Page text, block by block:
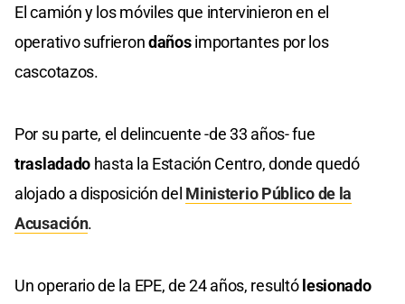
El camión y los móviles que intervinieron en el
operativo sufrierondañosimportantes por los
cascotazos.
Por su parte, el delincuente -de 33 años- fue
trasladado hasta la Estación Centro, donde quedó
alojado a disposición del Ministerio Público de la
Acusación.
Un operario de la EPE, de 24 años, resultólesionado